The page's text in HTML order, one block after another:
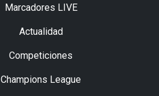
Marcadores LIVE
Actualidad
Competiciones
Champions League